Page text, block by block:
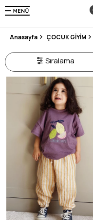
250.000'DEN FAZLA
3 MİLYONDAN
Anasayfa ÇOCUK GİYİM
Sıralama